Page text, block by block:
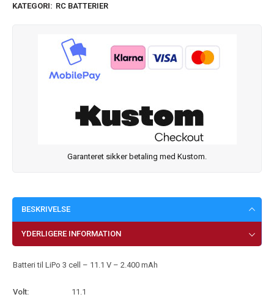
KATEGORI: RC BATTERIER
Garanteret sikker betaling med Kustom.
BESKRIVELSE
YDERLIGERE INFORMATION
Batteri til LiPo 3 cell – 11.1 V – 2.400 mAh
Volt:
11.1